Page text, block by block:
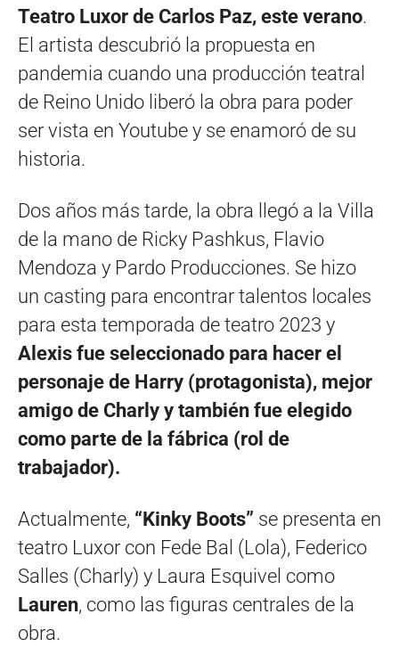
Teatro Luxor de Carlos Paz, este verano.
El artista descubrió la propuesta en
pandemia cuando una producción teatral
de Reino Unido liberó la obra para poder
ser vista en Youtube y se enamoró de su
historia.
Dos años más tarde, la obra llegó a la Villa
de la mano de Ricky Pashkus, Flavio
Mendoza y Pardo Producciones. Se hizo
un casting para encontrar talentos locales
para esta temporada de teatro 2023 y
Alexis fue seleccionado para hacer el
personaje de Harry (protagonista), mejor
amigo de Charly y también fue elegido
como parte de la fábrica (rol de
trabajador).
Actualmente, “Kinky Boots” se presenta en
teatro Luxor con Fede Bal (Lola), Federico
Salles (Charly) y Laura Esquivel como
Lauren, como las figuras centrales de la
obra.